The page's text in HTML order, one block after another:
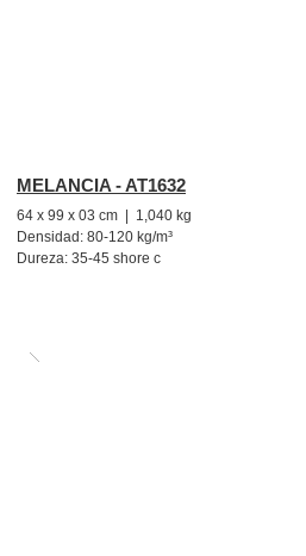
MELANCIA - AT1632
64 x 99 x 03 cm | 1,040 kg
Densidad: 80-120 kg/m³
Dureza: 35-45 shore c